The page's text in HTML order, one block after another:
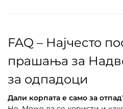
FAQ – Најчесто
прашања за
за одпадоци
Дали корпата е само за